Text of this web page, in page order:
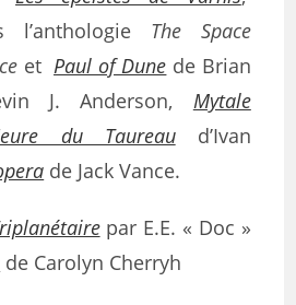
l’anthologie The Space
etPaul of Dune de Brian
J. Anderson, Mytale
du Taureaud’Ivan
de Jack Vance.
par E.E. « Doc »
de Carolyn Cherryh